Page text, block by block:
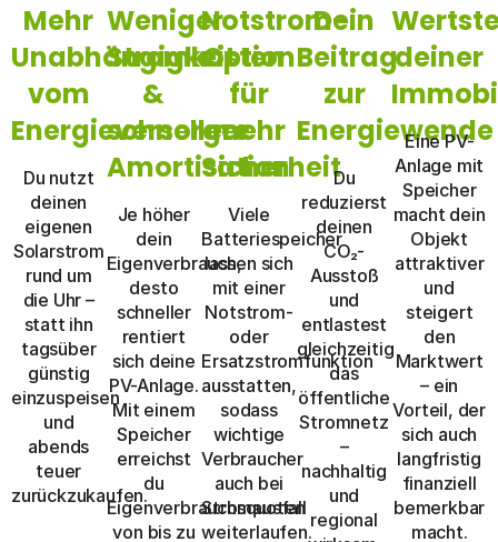
Mehr
Unabhängigkeit
vom
Energieversorger
Du nutzt
deinen
eigenen
Solarstrom
rund um
die Uhr –
statt ihn
tagsüber
günstig
einzuspeisen
und
abends
teuer
zurückzukaufen.
Weniger
Stromkosten
&
schnellere
Amortisation
Je höher
dein
Eigenverbrauch,
desto
schneller
rentiert
sich deine
PV-Anlage.
Mit einem
Speicher
erreichst
du
Eigenverbrauchsquoten
von bis zu
Notstrom-
Option
für
mehr
Sicherheit
Viele
Batteriespeicher
lassen sich
mit einer
Notstrom-
oder
Ersatzstromfunktion
ausstatten,
sodass
wichtige
Verbraucher
auch bei
Stromausfall
weiterlaufen.
Dein
Beitrag
zur
Energiewende
Du
reduzierst
deinen
CO₂-
Ausstoß
und
entlastest
gleichzeitig
das
öffentliche
Stromnetz
–
nachhaltig
und
regional
deiner
Eine PV-
Anlage mit
Speicher
macht dein
Objekt
attraktiver
und
steigert
den
Marktwert
– ein
Vorteil, der
sich auch
langfristig
finanziell
bemerkbar
macht.